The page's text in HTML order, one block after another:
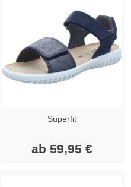
Superfit
ab 59,95 €